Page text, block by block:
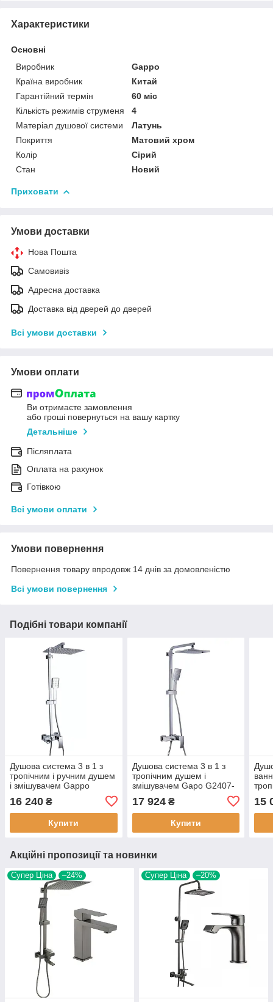
Характеристики
Основні
Виробник
Gappo
Країна виробник
Китай
Гарантійний термін
60 міс
Кількість режимів струменя
4
Матеріал душової системи
Латунь
Покриття
Матовий хром
Колір
Сірий
Стан
Новий
Приховати
Умови доставки
Нова Пошта
Самовивіз
Адресна доставка
Доставка від дверей до дверей
Всі умови доставки
Умови оплати
Ви отримаєте замовлення
або гроші повернуться на вашу картку
Детальніше
Післяплата
Оплата на рахунок
Готівкою
Всі умови оплати
Умови повернення
Повернення товару впродовж 14 днів за домовленістю
Всі умови повернення
Подібні товари компанії
Душова система 3 в 1 з
тропічним і ручним душем
і змішувачем Gappo
G2407-20 квадратна хром
16 240 ₴
Купити
Душова система 3 в 1 з
тропічним душем і
змішувачем Gapo G2407-
30 квадратна білий хром
17 924₴
Купити
15
Акційні пропозиції та новинки
Супер Ціна –24% Супер Ціна –20%